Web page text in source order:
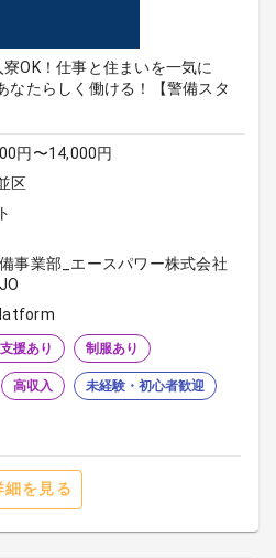
OK！仕事と住まいを一気に
なたらしく働ける！【警備スタ
円〜14,000円
区
事業部_エースパワー株式会社
援あり 制服あり
高収入 未経験・初心者歓迎
細を見る